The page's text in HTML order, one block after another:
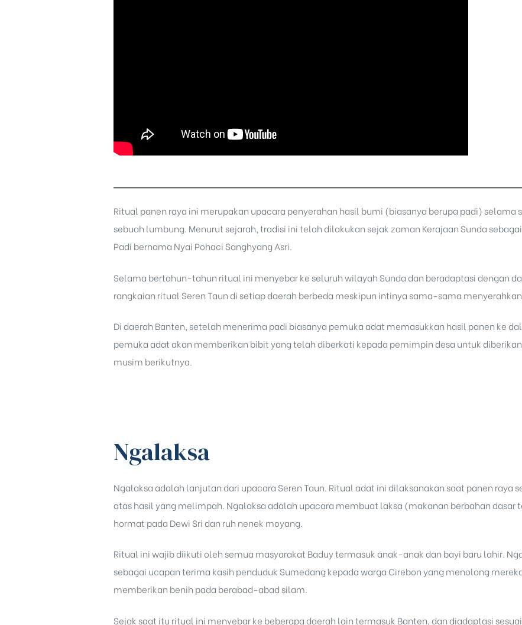
Ritual panen raya ini merupakan upacara penyerahan hasil bumi (biasanya berupa padi)
sebuah lumbung. Menurut sejarah, tradisi ini telah dilakukan sejak zaman Kerajaan Sunda
Padi bernama Nyai Pohaci Sanghyang Asri.
Selama bertahun-tahun ritual ini menyebar ke seluruh wilayah Sunda dan beradaptasi dengan
rangkaian ritual Seren Taun di setiap daerah berbeda meskipun intinya sama-sama
Di daerah Banten, setelah menerima padi biasanya pemuka adat memasukkan hasil panen ke
pemuka adat akan memberikan bibit yang telah diberkati kepada pemimpin desa untuk
musim berikutnya.
Ngalaksa
Ngalaksa adalah lanjutan dari upacara Seren Taun. Ritual adat ini dilaksanakan saat panen raya
atas hasil yang melimpah. Ngalaksa adalah upacara membuat laksa (makanan berbahan dasar
hormat pada Dewi Sri dan ruh nenek moyang.
Ritual ini wajib diikuti oleh semua masyarakat Baduy termasuk anak-anak dan bayi baru lahir.
sebagai ucapan terima kasih penduduk Sumedang kepada warga Cirebon yang menolong
memberikan benih pada berabad-abad silam.
Sejak saat itu ritual ini menyebar ke beberapa daerah lain termasuk Banten, dan diadaptasi